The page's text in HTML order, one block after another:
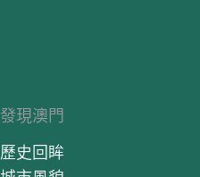
發現澳門
歷史回眸